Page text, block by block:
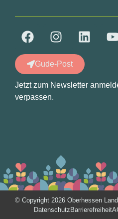
Gude-Post
Jetzt zum Newsletter
verpassen.
© Copyright 2026 Oberhessen
Datenschutz Barrierefreiheit